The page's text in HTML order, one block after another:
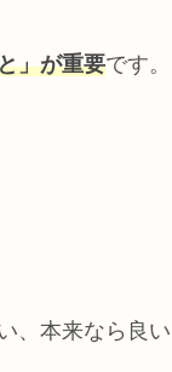
」が重要です。
、本来なら良